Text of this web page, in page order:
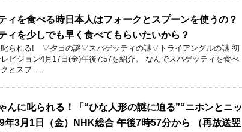
ィを食べる時日本人はフォークとスプーンを使うの？
ィを少しでも早く食べてもらいたいから？
叱られる! ▽夕日の謎▽スパゲッティの謎▽トライアングルの謎 初
ビジョン4月17日(金)午後7:57を紹介。 なんでスパゲッティを食べ
クとスプ …
んに叱られる！「“ひな人形の謎に迫る”“ニホンとニッ
年3月1日（金）NHK総合 午後7時57分から （再放送翌